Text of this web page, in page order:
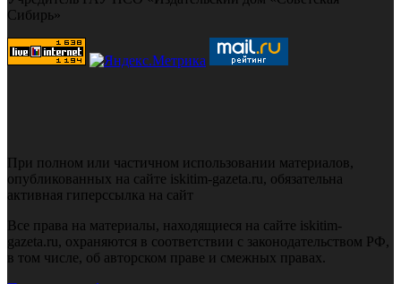
Сибирь»
При полном или частичном использовании материалов,
опубликованных на сайте iskitim-gazeta.ru, обязательна
активная гиперссылка на сайт
Все права на материалы, находящиеся на сайте iskitim-
gazeta.ru, охраняются в соответствии с законодательством РФ,
в том числе, об авторском праве и смежных правах.